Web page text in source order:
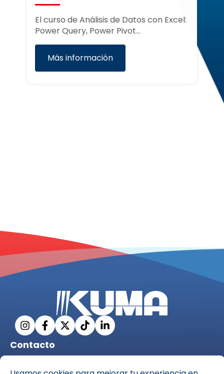
Curso de captación y fidelización de
clientes El curso Atracción, Captación
y…
Más información
Contacto